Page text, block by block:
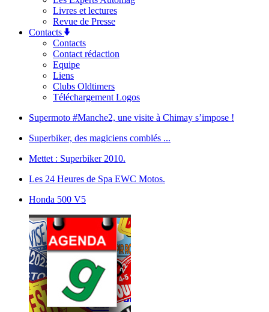
Livres et lectures
Revue de Presse
Contacts
Contacts
Contact rédaction
Equipe
Liens
Clubs Oldtimers
Téléchargement Logos
Supermoto #Manche2, une visite à Chimay s’impose !
Superbiker, des magiciens comblés ...
Mettet : Superbiker 2010.
Les 24 Heures de Spa EWC Motos.
Honda 500 V5